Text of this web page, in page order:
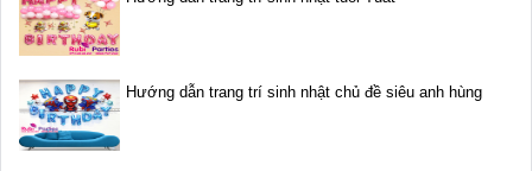
Hướng dẫn trang trí sinh nhật chủ đề siêu anh hùng